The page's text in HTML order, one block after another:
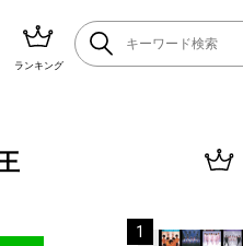
ランキング